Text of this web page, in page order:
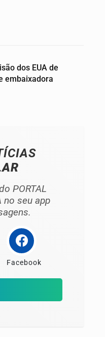
dos EUA de
embaixadora
PORTAL
no seu app
Facebook